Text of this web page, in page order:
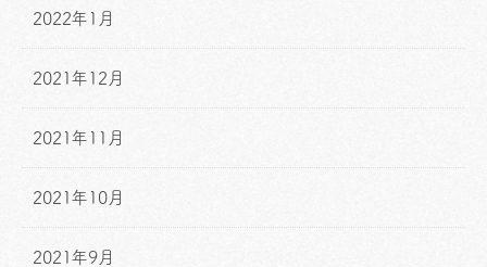
2022年1月
2021年12月
2021年11月
2021年10月
2021年9月